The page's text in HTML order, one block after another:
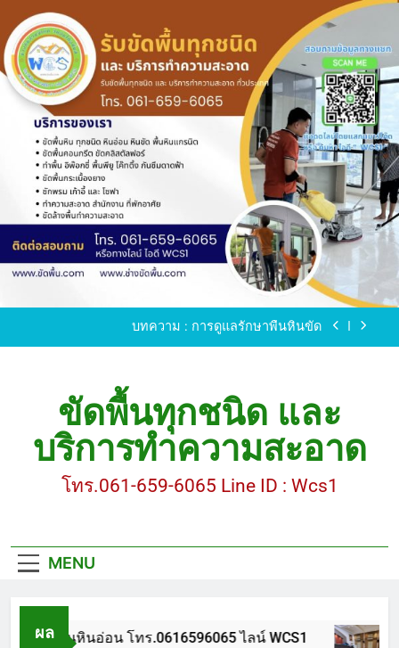
to
content
ขัดพื้นหินขัด อบต.แหลมบัวนครปฐม
ขัดพื้นหินอ่อน โทร.0616596065 ไลน์ WCS1
บทความ : การดูแลรักษาพื้นหินขัด
ขัดพื้นหินขัด อบต.แหลมบัวนครปฐม
ขัดพื้นหินอ่อน โทร.0616596065 ไลน์ WCS1
บทความ : การดูแลรักษาพื้นหินขัด
ขัดพื้นทุกชนิด และ
บริการทำความสะอาด
โทร.061-659-6065 Line ID : Wcs1
MENU
ผล
ขัดพื้นหินอ่อน โทร.0616596065 ไลน์ WCS1